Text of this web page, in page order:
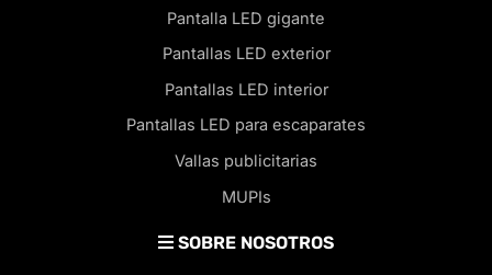
Pantalla LED gigante
Pantallas LED exterior
Pantallas LED interior
Pantallas LED para escaparates
Vallas publicitarias
MUPIs
SOBRE NOSOTROS